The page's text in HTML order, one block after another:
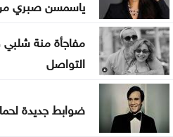
ياسمسن صبري
مفاجأة منة شلبي
التواصل
ضوابط جديدة